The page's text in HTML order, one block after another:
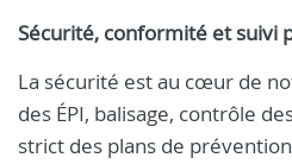
Sécurité, conformité et suivi
La sécurité est au cœur de
des ÉPI, balisage, contrôle
strict des plans de